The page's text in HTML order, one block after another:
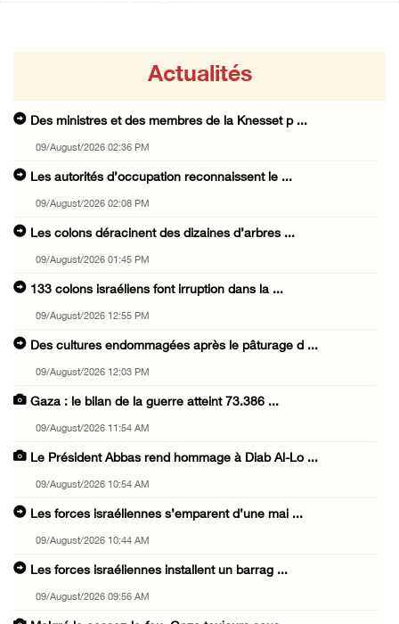
Actualités
Des ministres et des membres de la Knesset p ...
09/August/2026 02:36 PM
Les autorités d’occupation reconnaissent le ...
09/August/2026 02:08 PM
Les colons déracinent des dizaines d’arbres ...
09/August/2026 01:45 PM
133 colons israéliens font irruption dans la ...
09/August/2026 12:55 PM
Des cultures endommagées après le pâturage d ...
09/August/2026 12:03 PM
Gaza : le bilan de la guerre atteint 73.386 ...
09/August/2026 11:54 AM
Le Président Abbas rend hommage à Diab Al-Lo ...
09/August/2026 10:54 AM
Les forces israéliennes s’emparent d’une mai ...
09/August/2026 10:44 AM
Les forces israéliennes installent un barrag ...
09/August/2026 09:56 AM